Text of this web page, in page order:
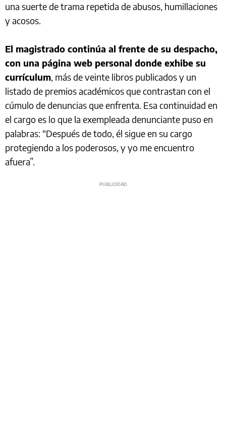
una suerte de trama repetida de abusos, humillaciones
y acosos.
El magistrado continúa al frente de su despacho,
con una página web personal donde exhibe su
currículum, más de veinte libros publicados y un
listado de premios académicos que contrastan con el
cúmulo de denuncias que enfrenta. Esa continuidad en
el cargo es lo que la exempleada denunciante puso en
palabras: “Después de todo, él sigue en su cargo
protegiendo a los poderosos, y yo me encuentro
afuera”.